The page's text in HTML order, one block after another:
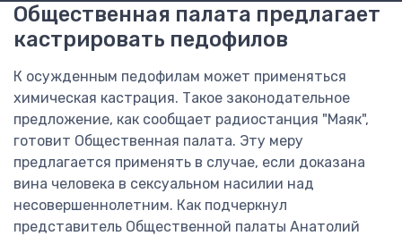
Общественная палата предлагает
кастрировать педофилов
К осужденным педофилам может применяться
химическая кастрация. Такое законодательное
предложение, как сообщает радиостанция "Маяк",
готовит Общественная палата. Эту меру
предлагается применять в случае, если доказана
вина человека в сексуальном насилии над
несовершеннолетним. Как подчеркнул
представитель Общественной палаты Анатолий